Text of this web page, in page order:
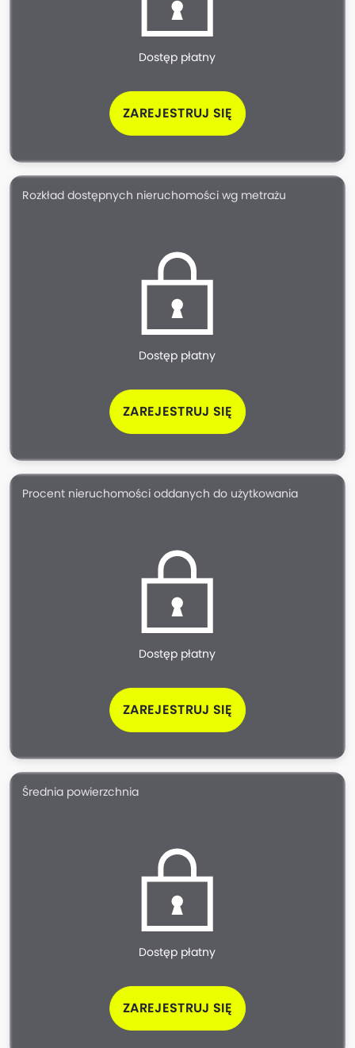
Dostęp płatny
ZAREJESTRUJ SIĘ
Rozkład dostępnych nieruchomości wg metrażu
Dostęp płatny
ZAREJESTRUJ SIĘ
Procent nieruchomości oddanych do użytkowania
Dostęp płatny
ZAREJESTRUJ SIĘ
Średnia powierzchnia
Dostęp płatny
ZAREJESTRUJ SIĘ